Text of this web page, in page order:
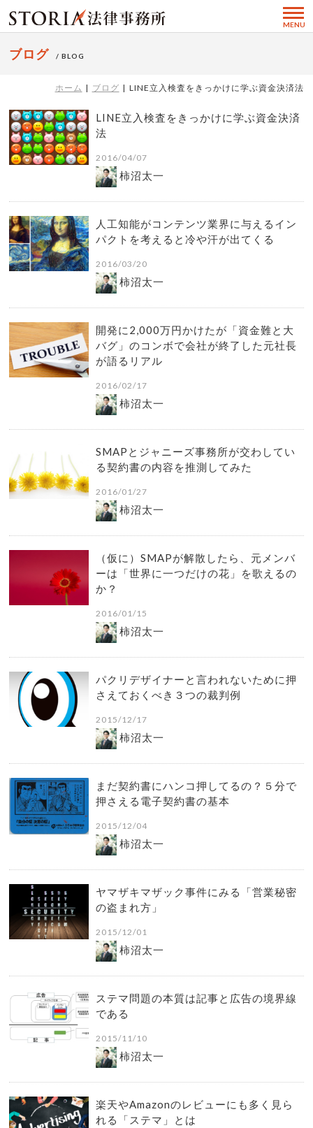
MENU
ブログ / BLOG
ホーム ブログ LINE立入検査をきっかけに学ぶ資金決済法
LINE立入検査をきっかけに学ぶ資金決済
法
2016/04/07
柿沼太一
人工知能がコンテンツ業界に与えるイン
パクトを考えると冷や汗が出てくる
2016/03/20
柿沼太一
開発に2,000万円かけたが「資金難と大
バグ」のコンボで会社が終了した元社長
が語るリアル
2016/02/17
柿沼太一
SMAPとジャニーズ事務所が交わしてい
る契約書の内容を推測してみた
2016/01/27
柿沼太一
（仮に）SMAPが解散したら、元メンバ
ーは「世界に一つだけの花」を歌えるの
か？
2016/01/15
柿沼太一
パクリデザイナーと言われないために押
さえておくべき３つの裁判例
2015/12/17
柿沼太一
まだ契約書にハンコ押してるの？５分で
押さえる電子契約書の基本
2015/12/04
柿沼太一
ヤマザキマザック事件にみる「営業秘密
の盗まれ方」
2015/12/01
柿沼太一
ステマ問題の本質は記事と広告の境界線
である
2015/11/10
柿沼太一
楽天やAmazonのレビューにも多く見ら
れる「ステマ」とは